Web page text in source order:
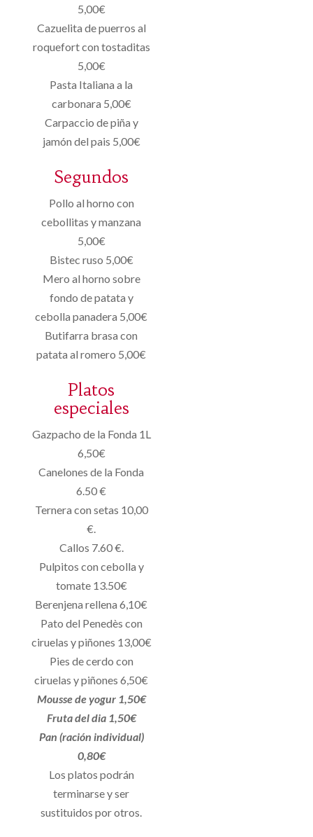
5,00€
Cazuelita de puerros al
roquefort con tostaditas
5,00€
Pasta Italiana a la
carbonara 5,00€
Carpaccio de piña y
jamón del pais 5,00€
Segundos
Pollo al horno con
cebollitas y manzana
5,00€
Bistec ruso 5,00€
Mero al horno sobre
fondo de patata y
cebolla panadera 5,00€
Butifarra brasa con
patata al romero 5,00€
Platos
especiales
Gazpacho de la Fonda 1L
6,50€
Canelones de la Fonda
6.50 €
Ternera con setas 10,00
€.
Callos 7.60 €.
Pulpitos con cebolla y
tomate 13.50€
Berenjena rellena 6,10€
Pato del Penedès con
ciruelas y piñones 13,00€
Pies de cerdo con
ciruelas y piñones 6,50€
Mousse de yogur 1,50€
Fruta del dia 1,50€
Pan (ración individual)
0,80€
Los platos podrán
terminarse y ser
sustituidos por otros.